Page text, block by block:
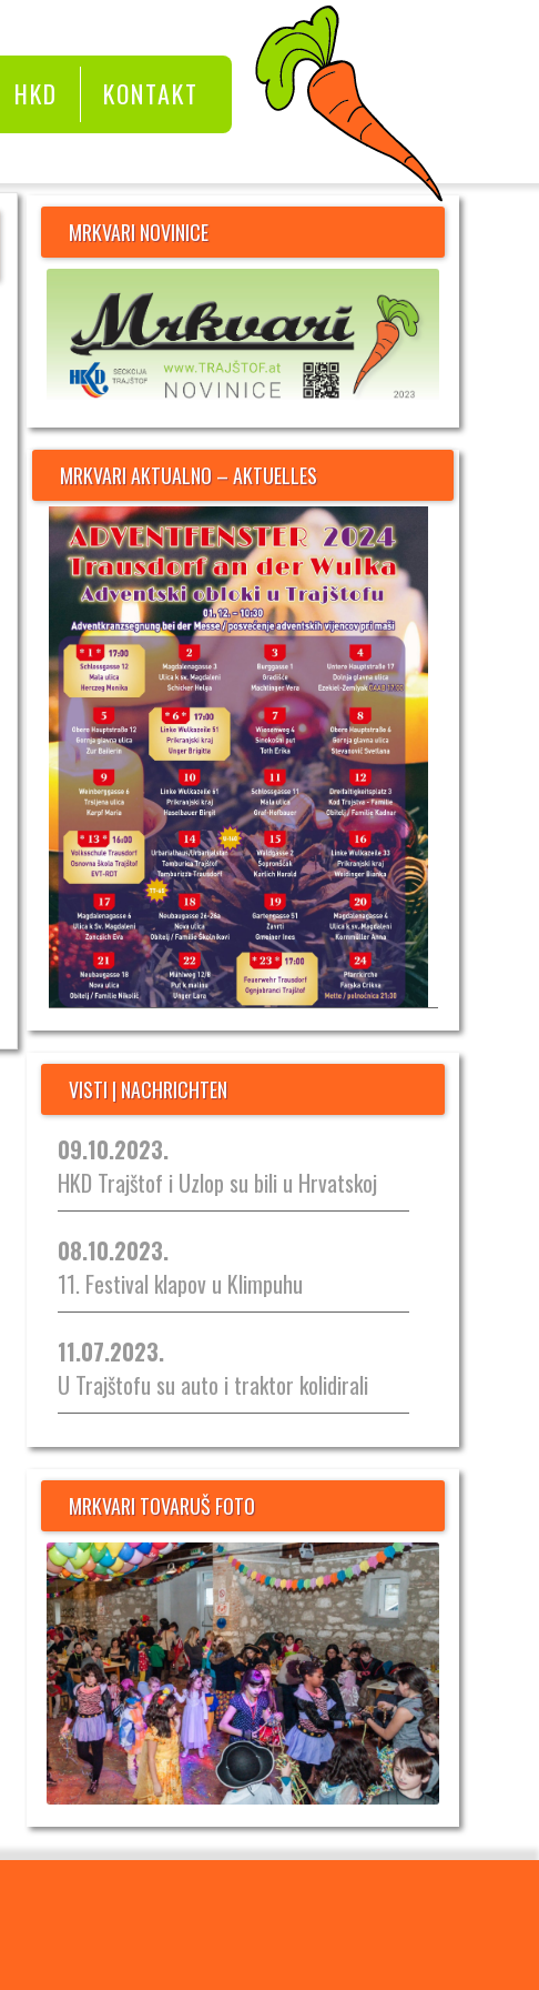
HKD KONTAKT
MRKVARI NOVINICE
MRKVARI AKTUALNO – AKTUELLES
VISTI | NACHRICHTEN
09.10.2023.
HKD Trajštof i Uzlop su bili u Hrvatskoj
08.10.2023.
11. Festival klapov u Klimpuhu
11.07.2023.
U Trajštofu su auto i traktor kolidirali
MRKVARI TOVARUŠ FOTO